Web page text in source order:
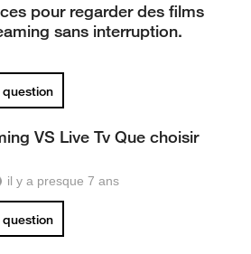
pour regarder des films
sans interruption.
question
VS Live Tv Que choisir
il y a presque 7 ans
question